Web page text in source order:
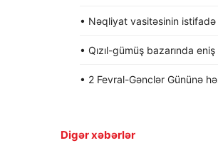
• Nəqliyat vasitəsinin istifadə
• Qızıl-gümüş bazarında
• 2 Fevral-Gənclər Gününə
Digər xəbərlər